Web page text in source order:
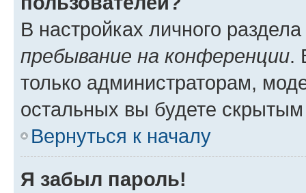
В настройках личного
пребывание на конференции.
только администраторам,
остальных вы будете
Вернуться к началу
Я забыл пароль!